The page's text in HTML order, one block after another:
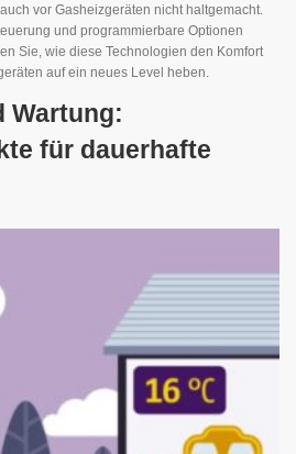
vor Gasheizgeräten nicht haltgemacht.
und programmierbare Optionen
Sie, wie diese Technologien den Komfort
auf ein neues Level heben.
Wartung:
für dauerhafte